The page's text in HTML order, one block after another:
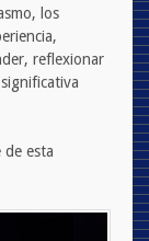
los
reflexionar
de esta